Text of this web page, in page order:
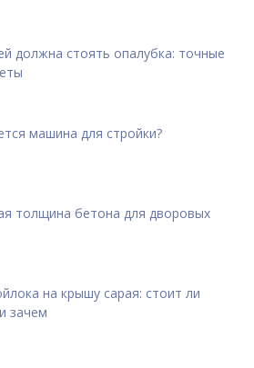
должна стоять опалубка: точные
машина для стройки?
толщина бетона для дворовых
на крышу сарая: стоит ли
зачем